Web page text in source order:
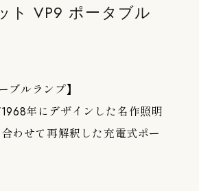
ト VP9 ポータブル
ルランプ】
年にデザインした名作照明
わせて再解釈した充電式ポー